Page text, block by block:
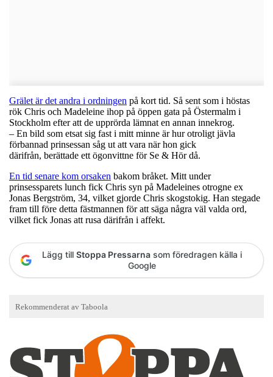
Grälet är det andra i ordningen på kort tid. Så sent som i höstas
rök Chris och Madeleine ihop på öppen gata på Östermalm i
Stockholm efter att de upprörda lämnat en annan innekrog.
– En bild som etsat sig fast i mitt minne är hur otroligt jävla
förbannad prinsessan såg ut att vara när hon gick
därifrån, berättade ett ögonvittne för Se & Hör då.
En tid senare kom orsaken bakom bråket. Mitt under
prinsessparets lunch fick Chris syn på Madeleines otrogne ex
Jonas Bergström, 34, vilket gjorde Chris skogstokig. Han stegade
fram till före detta fästmannen för att säga några väl valda ord,
vilket fick Jonas att rusa därifrån i affekt.
Lägg till Stoppa Pressarna som föredragen källa i
Google